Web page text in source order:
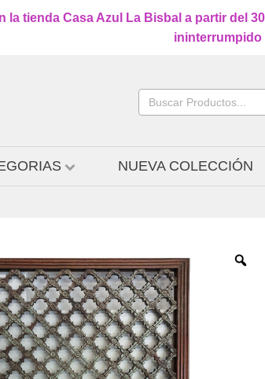
la tienda Casa Azul La Bisbal a partir del
ininterrumpido
Buscar:
NUEVA COLECCIÓN